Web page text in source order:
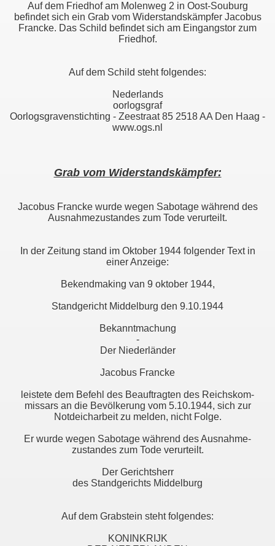
Auf dem Friedhof am Molenweg 2 in Oost-Souburg
befindet sich ein Grab vom Widerstandskämpfer Jacobus
Francke. Das Schild befindet sich am Eingangstor zum
Friedhof.
Auf dem Schild steht folgendes:
Nederlands
oorlogsgraf
Oorlogsgravenstichting - Zeestraat 85 2518 AA Den Haag -
www.ogs.nl
Grab vom Widerstandskämpfer:
Jacobus Francke wurde wegen Sabotage während des
Ausnahmezustandes zum Tode verurteilt.
In der Zeitung stand im Oktober 1944 folgender Text in
einer Anzeige:
Bekendmaking van 9 oktober 1944,
Standgericht Middelburg den 9.10.1944
Bekanntmachung
-
Der Niederländer
Jacobus Francke
leistete dem Befehl des Beauftragten des Reichskom-
missars an die Bevölkerung vom 5.10.1944, sich zur
Notdeicharbeit zu melden, nicht Folge.
Er wurde wegen Sabotage während des Ausnahme-
zustandes zum Tode verurteilt.
Der Gerichtsherr
des Standgerichts Middelburg
Auf dem Grabstein steht folgendes:
KONINKRIJK